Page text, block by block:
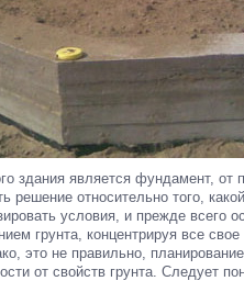
здания является фундамент, от
решение относительно того,
условия, и прежде всего
грунта, концентрируя все
это не правильно,
от свойств грунта. Следует